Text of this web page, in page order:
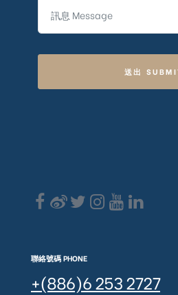
送出
聯絡號碼 PHONE
+(886)6 253 2727